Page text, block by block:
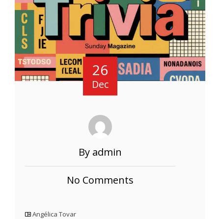
26
Dec
By admin
No Comments
Angélica Tovar